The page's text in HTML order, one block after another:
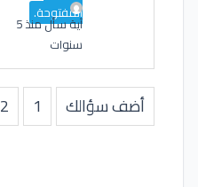
المفتوحة.
آية
سأل منذ 5
سنوات
1
2 أضف سؤالك